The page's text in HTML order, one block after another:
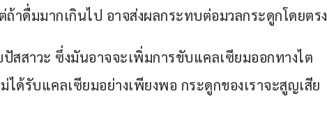
าดื่มมากเกินไป อาจส่งผลกระทบต่อมวลกระดูกโดยตรง
สาวะ ซึ่งมันอาจจะเพิ่มการขับแคลเซียมออกทางไต
ด้รับแคลเซียมอย่างเพียงพอ กระดูกของเราจะสูญเสีย